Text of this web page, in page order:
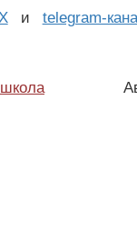
и telegram-